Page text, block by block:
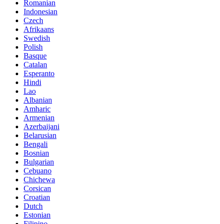
Romanian
Indonesian
Czech
Afrikaans
Swedish
Polish
Basque
Catalan
Esperanto
Hindi
Lao
Albanian
Amharic
Armenian
Azerbaijani
Belarusian
Bengali
Bosnian
Bulgarian
Cebuano
Chichewa
Corsican
Croatian
Dutch
Estonian